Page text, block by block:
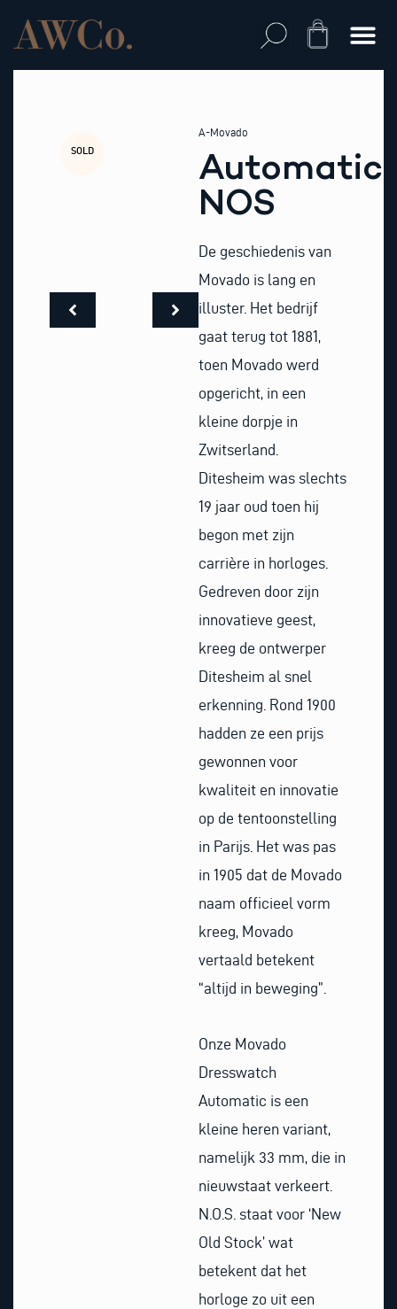
content
Cart
SOLD
A-Movado
Automatic
NOS
De geschiedenis van
Movado is lang en
illuster. Het bedrijf
gaat terug tot 1881,
toen Movado werd
opgericht, in een
kleine dorpje in
Zwitserland.
Ditesheim was slechts
19 jaar oud toen hij
begon met zijn
carrière in horloges.
Gedreven door zijn
innovatieve geest,
kreeg de ontwerper
Ditesheim al snel
erkenning. Rond 1900
hadden ze een prijs
gewonnen voor
kwaliteit en innovatie
op de tentoonstelling
in Parijs. Het was pas
in 1905 dat de Movado
naam officieel vorm
kreeg, Movado
vertaald betekent
“altijd in beweging”.
Onze Movado
Dresswatch
Automatic is een
kleine heren variant,
namelijk 33 mm, die in
nieuwstaat verkeert.
N.O.S. staat voor ‘New
Old Stock’ wat
betekent dat het
horloge zo uit een